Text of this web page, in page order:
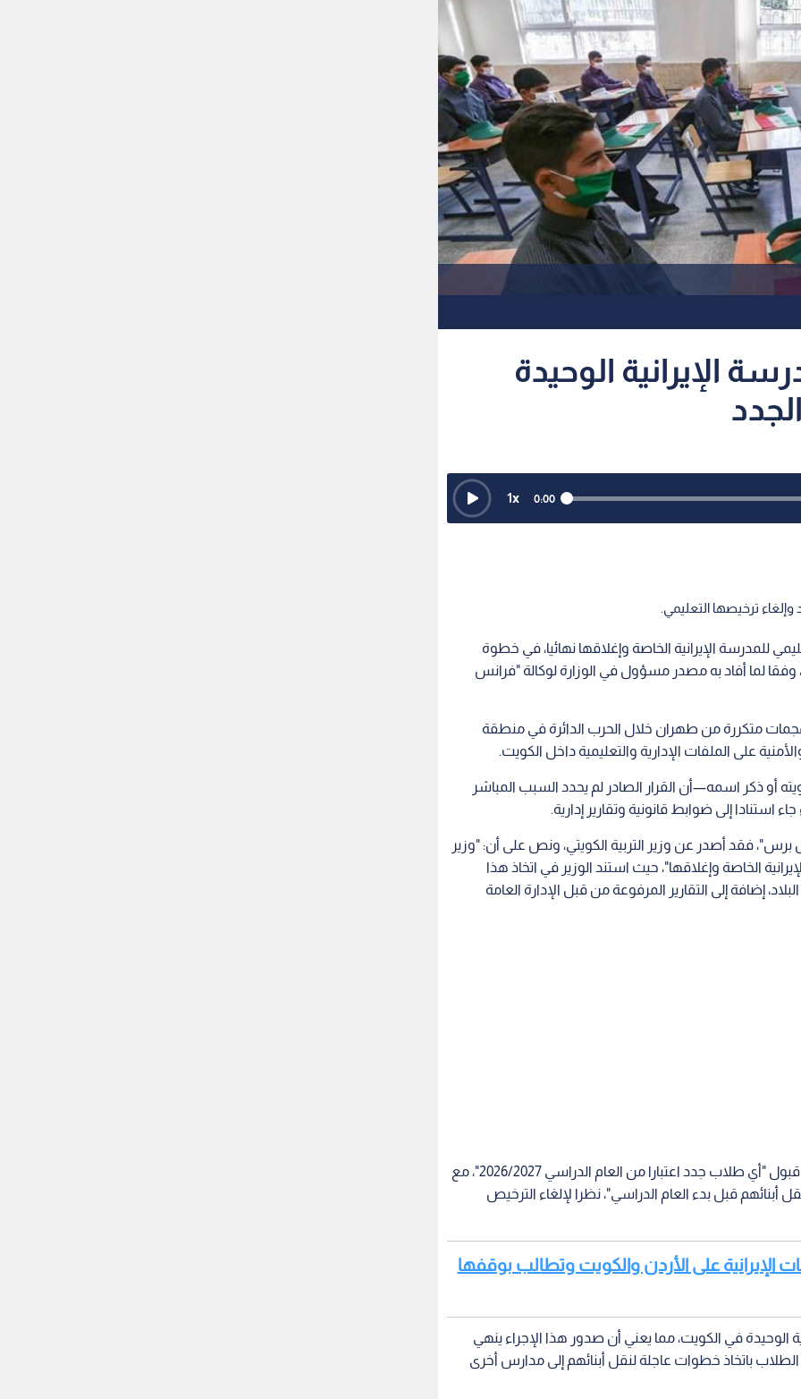
الإيرانية الوحيدة
0:00
1x
وإلغاء ترخيصها التعليمي.
للمدرسة الإيرانية الخاصة وإغلاقها نهائيا، في خطوة
وفقا لما أفاد به مصدر مسؤول في الوزارة لوكالة "فرانس
متكررة من طهران خلال الحرب الدائرة في منطقة
على الملفات الإدارية والتعليمية داخل الكويت.
ذكر اسمه—أن القرار الصادر لم يحدد السبب المباشر
استنادا إلى ضوابط قانونية وتقارير إدارية.
فقد أصدر عن وزير التربية الكويتي، ونص على أن: "وزير
الخاصة وإغلاقها"، حيث استند الوزير في اتخاذ هذا
إضافة إلى التقارير المرفوعة من قبل الإدارة العامة
كما أوضحت النشرة الرسمية للقرار أنه يقضي بتعليق قبول "أي طلاب جدد اعتبارا من العام الدراسي 2026/2027"، مع
أبنائهم قبل بدء العام الدراسي"، نظرا لإلغاء الترخيص
الإيرانية على الأردن والكويت وتطالب بوقفها
الوحيدة في الكويت، مما يعني أن صدور هذا الإجراء ينهي
الطلاب باتخاذ خطوات عاجلة لنقل أبنائهم إلى مدارس أخرى